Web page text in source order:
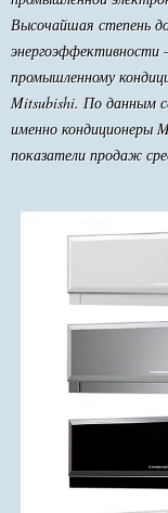
Высочайшая степень
энергоэффективности
промышленному
Mitsubishi. По данным
именно кондиционеры
показатели продаж